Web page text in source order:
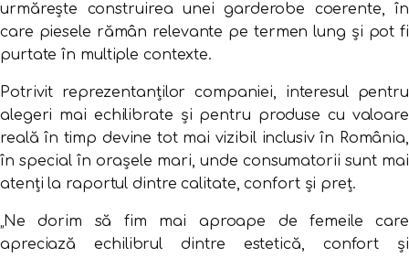
urmărește construirea unei garderobe coerente, în
care piesele rămân relevante pe termen lung și pot fi
purtate în multiple contexte.
Potrivit reprezentanților companiei, interesul pentru
alegeri mai echilibrate și pentru produse cu valoare
reală în timp devine tot mai vizibil inclusiv în România,
în special în orașele mari, unde consumatorii sunt mai
atenți la raportul dintre calitate, confort și preț.
„Ne dorim să fim mai aproape de femeile care
apreciază echilibrul dintre estetică, confort și